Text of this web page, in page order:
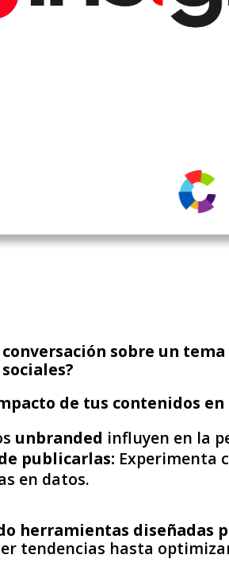
sobre un
de tus contenidos en
unbranded influyen en la
publicarlas: Experimenta
en datos.
herramientas
tendencias hasta